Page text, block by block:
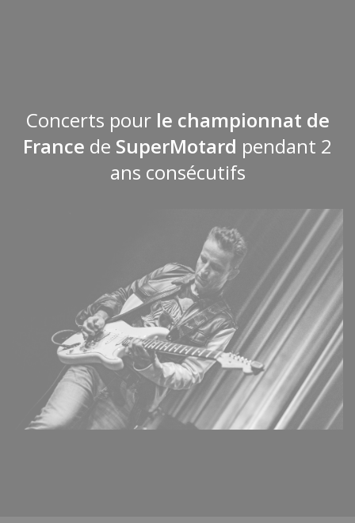
Concerts pour le championnat de
France de SuperMotard pendant 2
ans consécutifs